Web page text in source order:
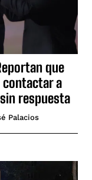
que
a
respuesta
Palacios